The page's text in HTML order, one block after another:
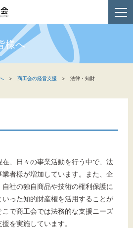
新着情報
係機関の方へ
問い合わせ
文字サイズ
様へ
商工会の経営支援 法律・知財
、日々の事業活動を行う中で、法
者様が増加しています。また、企
社の独自商品や技術の権利保護に
った知的財産権を活用することが
で商工会では法務的な支援ニーズ
を実施しています。